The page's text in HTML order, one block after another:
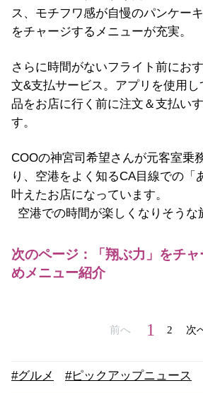
ス、モチフワ感が自慢のパンケー
をチャージするメニューが充実。
さらに時間がないフライト前にお
文&支払サービス。アプリを使用
品をお店に行く前に注文＆支払い
す。
COOの神宮司希望さんが元客室乗
り、空港をよく知るCA目線での「
叶えたお店になっています。
空港での時間が楽しくなりそうな
次のページ：「翔ぶ力」をチ
めメニュー紹介
前へ 1 2 次
#グルメ #ピックアップニュース